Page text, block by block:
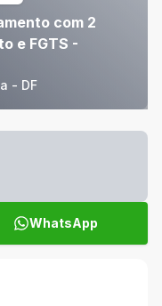
com 2
e FGTS -
- DF
WhatsApp